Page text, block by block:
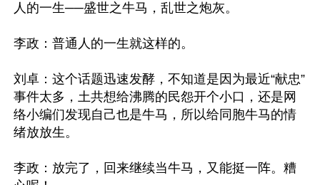
人的一生──盛世之牛马，乱世之炮灰。
李政：普通人的一生就这样的。
刘卓：这个话题迅速发酵，不知道是因为最近“献忠”
事件太多，土共想给沸腾的民怨开个小口，还是网
络小编们发现自己也是牛马，所以给同胞牛马的情
绪放放生。
李政：放完了，回来继续当牛马，又能挺一阵。糟